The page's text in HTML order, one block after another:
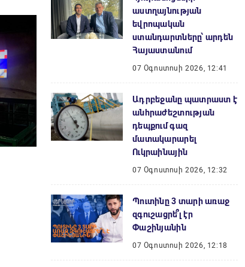
աստղայնության
եվրոպական
ստանդարտները՝ արդեն
Հայաստանում
07 Օգոստոսի 2026, 12:41
Ադրբեջանը պատրաստ է
անհրաժեշտության
դեպքում գազ
մատակարարել
Ուկրաինային
07 Օգոստոսի 2026, 12:32
Պուտինը 3 տարի առաջ
զգուշացրե՞լ էր
Փաշինյանին
07 Օգոստոսի 2026, 12:18